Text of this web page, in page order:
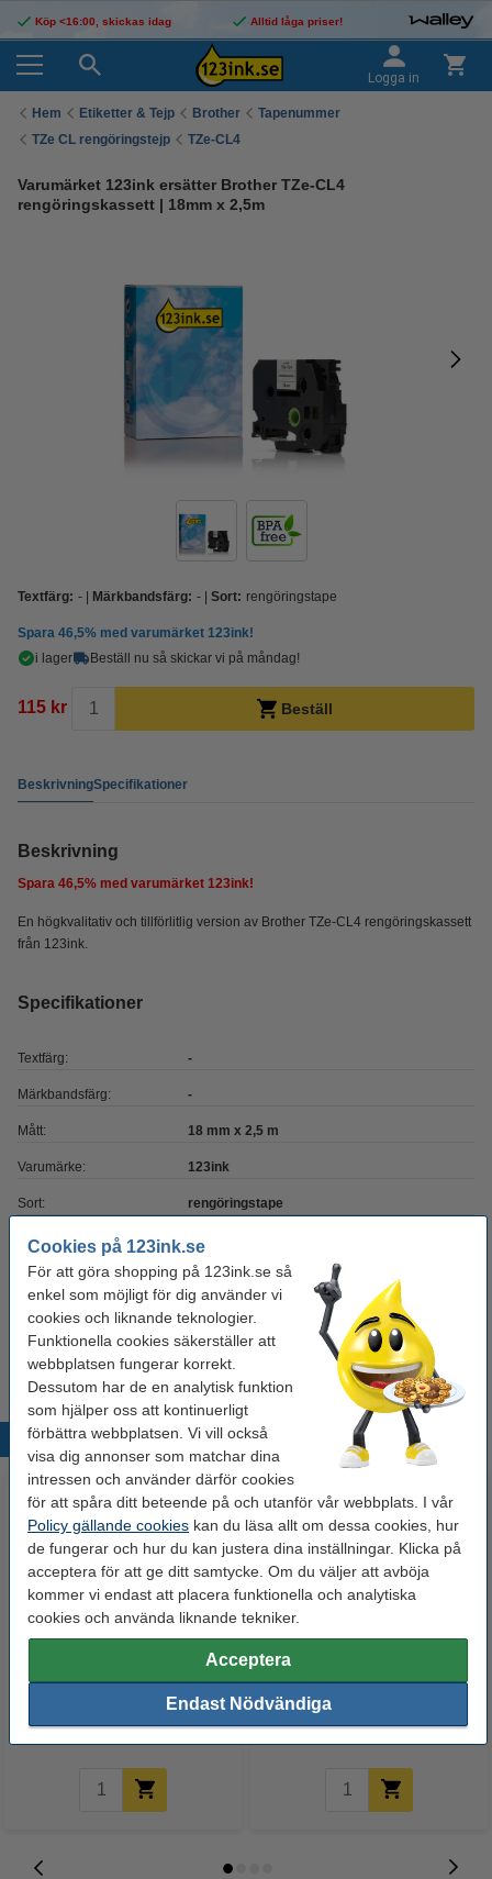
Cookies på 123ink.se
För att göra shopping på 123ink.se så
enkel som möjligt för dig använder vi
cookies och liknande teknologier.
Funktionella cookies säkerställer att
webbplatsen fungerar korrekt.
Dessutom har de en analytisk funktion
som hjälper oss att kontinuerligt
förbättra webbplatsen. Vi vill också
visa dig annonser som matchar dina
intressen och använder därför cookies
för att spåra ditt beteende på och utanför vår webbplats. I vår
Policy gällande cookies kan du läsa allt om dessa cookies, hur
de fungerar och hur du kan justera dina inställningar. Klicka på
acceptera för att ge ditt samtycke. Om du väljer att avböja
kommer vi endast att placera funktionella och analytiska
cookies och använda liknande tekniker.
Acceptera
Endast Nödvändiga
Köp <16:00, skickas idag Alltid låga priser!
Logga in
Hem Etiketter & Tejp Brother
Tapenummer
TZe CL rengöringstejp
TZe-CL4
Varumärket 123ink ersätter Brother TZe-CL4
rengöringskassett | 18mm x 2,5m
Textfärg: - Märkbandsfärg: - Sort: rengöringstape
Spara 46,5% med varumärket 123ink!
i lager
Beställ nu så skickar vi på måndag!
115 kr Beställ
BeskrivningSpecifikationer
Beskrivning
Spara 46,5% med varumärket 123ink!
En högkvalitativ och tillförlitlig version av Brother TZe-CL4 rengöringskassett
från 123ink.
Specifikationer
Textfärg: -
Märkbandsfärg: -
Mått: 18 mm x 2,5 m
Varumärke: 123ink
Sort: rengöringstape
Kapacitet: ± 100 rengöringar
Nummer: TZe-CL4
Tips
Vi råder er att beställa denna produkt istället för originalprodukten!
Populära produkter
text - transparent märkband |
115 kr Inkl. 25% Moms
text - vit märkband | 12mm x 8m
100 kr Inkl. 25% Moms